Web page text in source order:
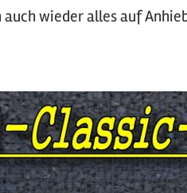
auch wieder alles auf